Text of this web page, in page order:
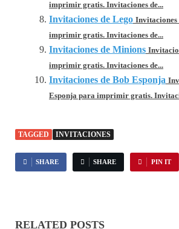
imprimir gratis. Invitaciones de...
Invitaciones de Lego Invitaciones
imprimir gratis. Invitaciones de...
Invitaciones de Minions
imprimir gratis. Invitaciones de...
Invitaciones de Bob Esponja
Esponja para imprimir gratis.
TAGGED INVITACIONES
SHARE SHARE PIN IT
RELATED POSTS